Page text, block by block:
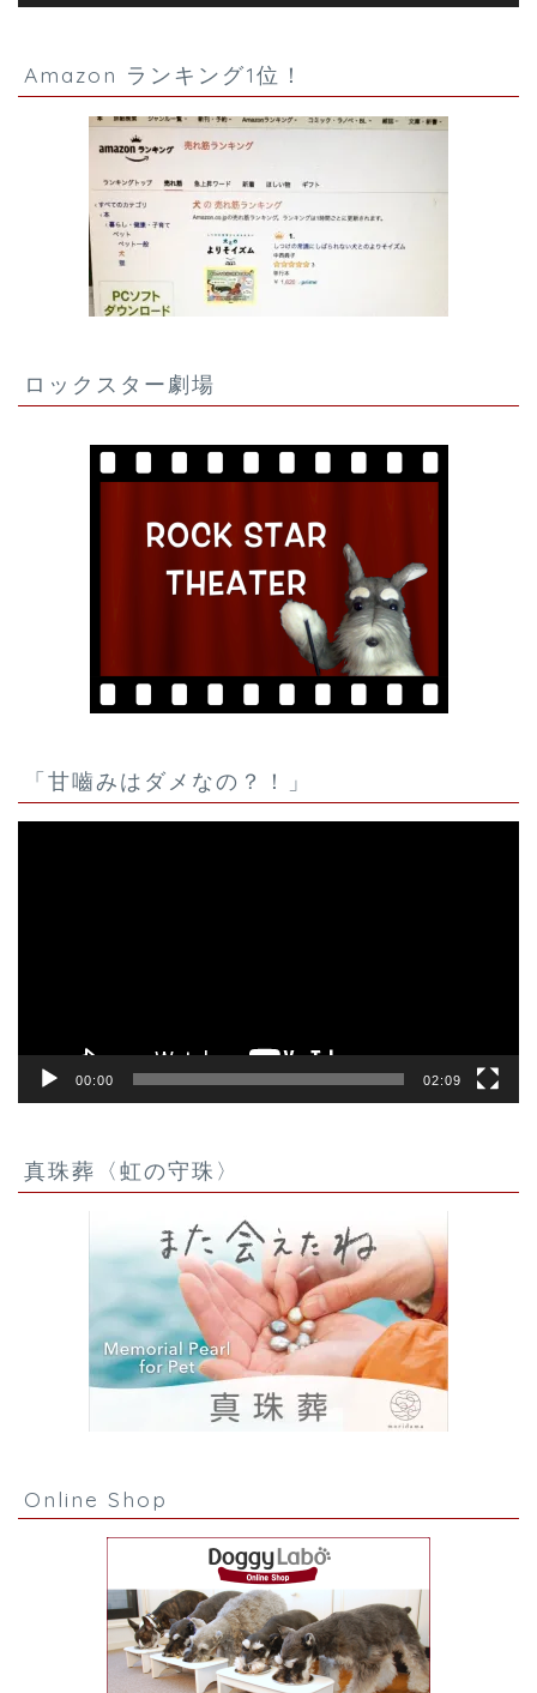
Amazon ランキング1位！
ロックスター劇場
「甘嚙みはダメなの？！」
00:00 02:09
真珠葬〈虹の守珠〉
Online Shop